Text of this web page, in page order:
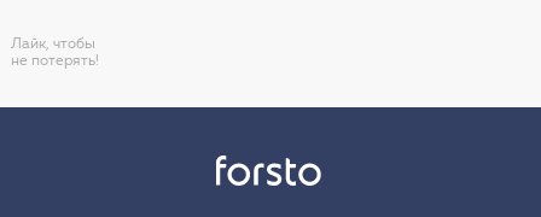
Лайк, чтобы
не потерять!